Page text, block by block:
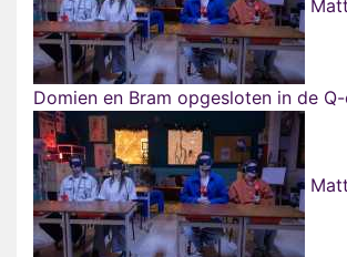
Domien en Bram opgesloten in de